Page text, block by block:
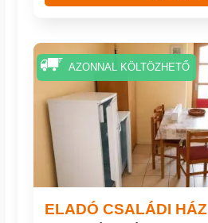
ELADÓ CSALÁDI HÁZ
AZONNAL KÖLTÖZHETŐ